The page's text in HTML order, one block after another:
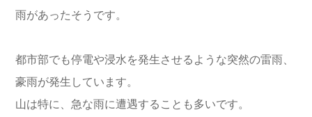
雨があったそうです。
都市部でも停電や浸水を発生させるような突然の雷雨、
豪雨が発生しています。
山は特に、急な雨に遭遇することも多いです。